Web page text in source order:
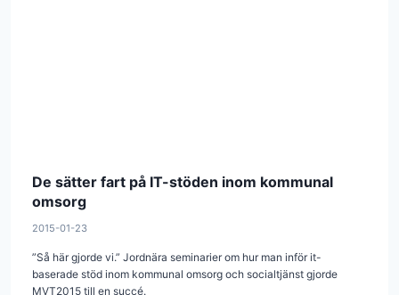
De sätter fart på IT-stöden inom kommunal
omsorg
2015-01-23
”Så här gjorde vi.” Jordnära seminarier om hur man inför it-
baserade stöd inom kommunal omsorg och socialtjänst gjorde
MVT2015 till en succé.